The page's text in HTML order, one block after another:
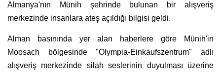
Almanya'nın Münih şehrinde bulunan bir alışveriş
merkezinde insanlara ateş açıldığı bilgisi geldi.
Alman basınında yer alan haberlere göre Münih'in
Moosach bölgesinde "Olympia-Einkaufszentrum" adlı
alışveriş merkezinde silah seslerinin duyulması üzerine